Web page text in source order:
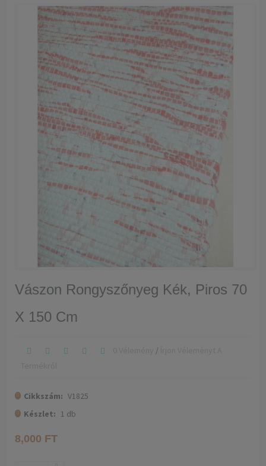
Vászon Rongyszőnyeg Kék, Piros 70
X 150 Cm
/
Cikkszám: V1825
Készlet: 1 db
8,000 FT